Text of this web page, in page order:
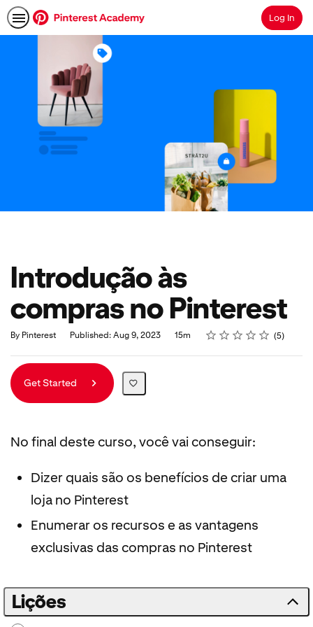
SearchLog In
Introdução às
compras no Pinterest
By Pinterest Published: Aug 9, 2023
Duration 15m Rating
1 star
2 stars
3 stars
4 stars
5 stars
Average rating: 5.0 5
5 reviews
Get Started
No final deste curso, você vai conseguir:
Dizer quais são os benefícios de criar uma
loja no Pinterest
Enumerar os recursos e as vantagens
exclusivas das compras no Pinterest
Lições